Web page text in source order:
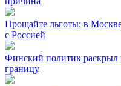
Прощайте льготы: в
с Россией
Финский политик раскрыл
границу